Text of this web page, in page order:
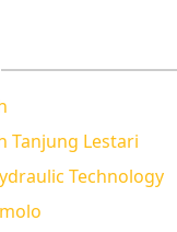
Tanjung Lestari
Technology